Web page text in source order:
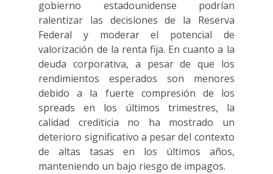
gobierno estadounidense podrían
ralentizar las decisiones de la Reserva
Federal y moderar el potencial de
valorización de la renta fija. En cuanto a la
deuda corporativa, a pesar de que los
rendimientos esperados son menores
debido a la fuerte compresión de los
spreads en los últimos trimestres, la
calidad crediticia no ha mostrado un
deterioro significativo a pesar del contexto
de altas tasas en los últimos años,
manteniendo un bajo riesgo de impagos.